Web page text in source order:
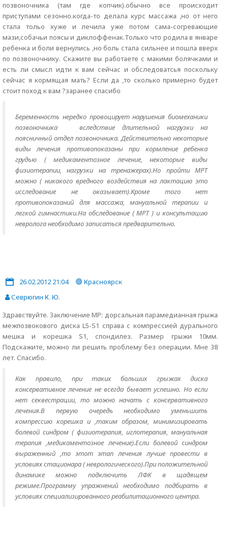
позвоночника (там где копчик).обычно все происходит
приступами сезонно.когда-то делала курс массажа ,но от него
стала тольо хуже и лечила уже потом сама-согревающие
мази,собачьи поясы и диклоффенак.Только что родила в январе
ребенка и боли вернулись ,но боль стала сильнее и пошла вверх
по позвоночнику. Скажите вы работаете с макими болячками и
есть ли смысл идти к вам сейчас и обследоватсья поскольку
сейчас я кормящая мать? Если да ,то сколько примерно будет
стоит поход к вам ?заранее спасибо
Беременность нередко провоцирует нарушения биомеханики
позвоночника вследствие длительной нагрузки на
поясничный отдел позвоночника. Действительно некоторые
виды лечения противопоказаны при кормление ребенка
грудью ( медикаментозное лечение, некоторые виды
физиотерапии, нагрузки на тренажерах).Но пройти МРТ
можно ( никакого вредного воздействия на лактацию это
исследование не оказывает).Кроме того нет
противопоказаний для массажа, мануальной терапии и
легкой гимнастики.На обследование ( МРТ ) и консультацию
невролога необходимо записаться предварительно.
26.02.2012 21:04
Красноярск
Севрюгин К. Ю.
Здравствуйте. Заключение МР: дорсальная парамедианная грыжа
межпозвокового диска L5-S1 справа с компрессией дурального
мешка и корешка S1, спондилез. Размер грыжи 10мм.
Подскажите, можно ли решить проблему без операции. Мне 38
лет. Спасибо.
Как правило, при таких больших грыжах диска
консервативное лечение не всегда бывает успешно. Но если
нет секвестрации, то можно начать с консервативного
лечения.В первую очередь необходимо уменьшить
компрессию корешка и ,таким образом, минимизировать
болевой синдром ( физиотерапия, иглотерапия, мануальная
терапия ,медикаментозное лечение).Если болевой синдром
выраженный ,то этот этап лечения лучше провести в
условиях стационара ( неврологического).При положительной
динамике можно подключить ЛФК в щадящем
режиме.Программу упражнений необходимо подбирать в
условиях специализированного реабилитационного центра.